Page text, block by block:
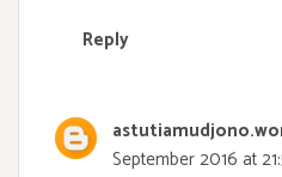
Reply
September 2016 at